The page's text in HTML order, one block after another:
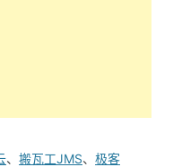
、 搬瓦工JMS、 极客